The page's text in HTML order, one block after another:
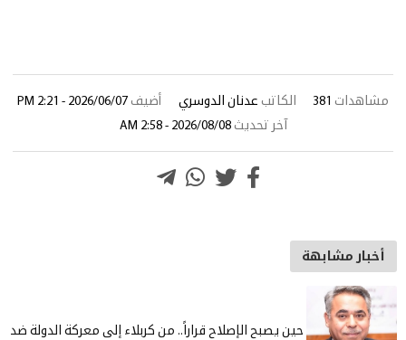
381 الكاتب عدنان الدوسري أضيف 2026/06/07 - 2:21 PM
2026/08/08 - 2:58 AM
مشابهة
حين يصبح الإصلاح قراراً.. من كربلاء إلى معركة الدولة ضد